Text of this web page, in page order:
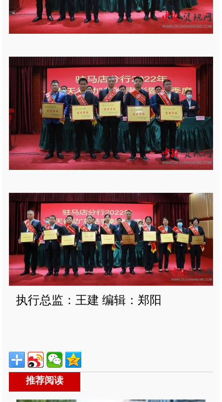
执行总监：王建 编辑：郑阳
推荐阅读